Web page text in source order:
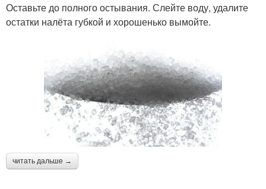
Оставьте до полного остывания. Слейте воду, удалите
остатки налёта губкой и хорошенько вымойте.
читать дальше →